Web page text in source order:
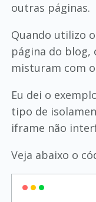
outras páginas.
Quando utilizo
página do blog,
misturam com
Eu dei o
tipo de
iframe não
Veja abaixo o